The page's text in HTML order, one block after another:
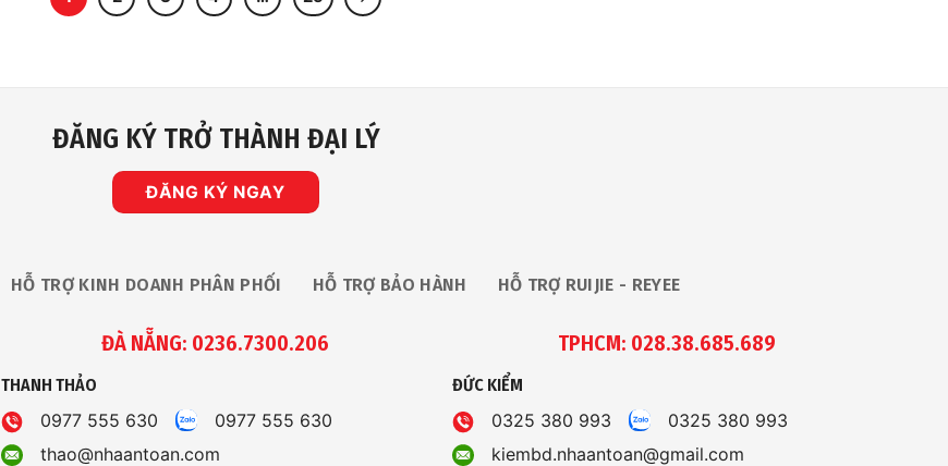
ĐĂNG KÝ TRỞ THÀNH ĐẠI LÝ
ĐĂNG KÝ NGAY
HỖ TRỢ KINH DOANH PHÂN PHỐI HỖ TRỢ BẢO HÀNH HỖ TRỢ RUIJIE - REYEE
ĐÀ NẴNG: 0236.7300.206
THANH THẢO
0977 555 630
0977 555 630
thao@nhaantoan.com
TPHCM: 028.38.685.689
ĐỨC KIỂM
0325 380 993
0325 380 993
kiembd.nhaantoan@gmail.com